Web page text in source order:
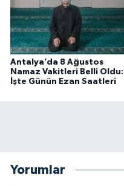
Antalya’da 8 Ağustos
Namaz Vakitleri Belli Oldu:
İşte Günün Ezan Saatleri
Yorumlar